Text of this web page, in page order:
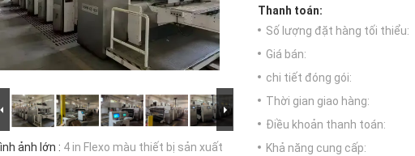
ảnh lớn : 4 in Flexo màu thiết bị sản xuất
Thanh toán:
Số lượng đặt hàng tối thiểu:
Giá bán:
chi tiết đóng gói:
Thời gian giao hàng:
Điều khoản thanh toán:
Khả năng cung cấp: